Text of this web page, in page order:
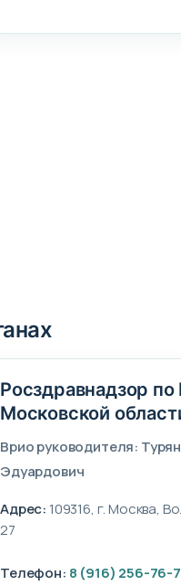
Росздравнадзор
Московской
Врио руководителя:
Эдуардович
Адрес:109316, г. Москва,
27
Телефон: 8 (916) 256-76-